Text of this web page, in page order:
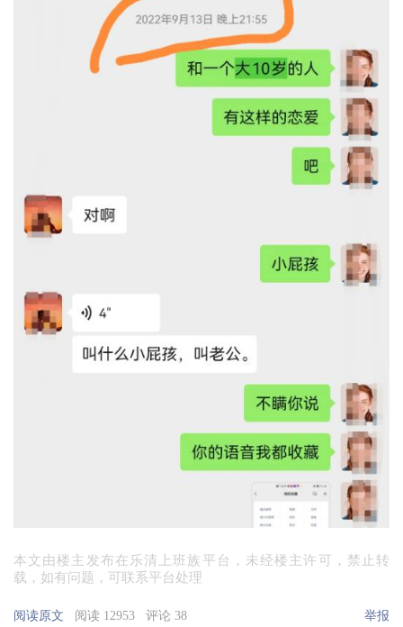
本文由楼主发布在乐清上班族平台，未经楼主许可，禁止转
载，如有问题，可联系平台处理
阅读原文 阅读 12953 评论 38 举报